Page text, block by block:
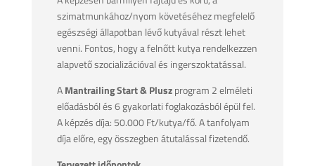
szimatmunkához/nyom követéséhez megfelelő
egészségi állapotban lévő kutyával részt lehet
venni. Fontos, hogy a felnőtt kutya rendelkezzen
alapvető szocializációval és ingerszoktatással.
AMantrailing Start & Pluszprogram 2 elméleti
előadásból és 6 gyakorlati foglakozásból épül fel.
A képzés díja: 50.000 Ft/kutya/fő. A tanfolyam
díja előre, egy összegben átutalással fizetendő.